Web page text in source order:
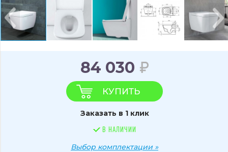
84 030
КУПИТЬ
Заказать в 1 клик
В НАЛИЧИИ
Выбор комплектации »